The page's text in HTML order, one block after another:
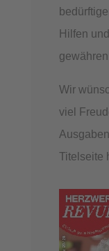
Hilfen
Wir
viel
Titelseite